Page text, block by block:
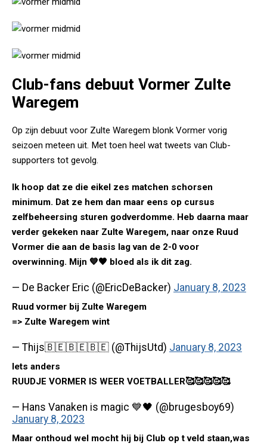
Club-fans debuut Vormer Zulte
Waregem
Op zijn debuut voor Zulte Waregem blonk Vormer vorig
seizoen meteen uit. Met toen heel wat tweets van Club-
supporters tot gevolg.
Ik hoop dat ze die eikel zes matchen schorsen
minimum. Dat ze hem dan maar eens op cursus
zelfbeheersing sturen godverdomme. Heb daarna maar
verder gekeken naar Zulte Waregem, naar onze Ruud
Vormer die aan de basis lag van de 2-0 voor
overwinning. Mijn 💙🖤 bloed als ik dit zag.
— De Backer Eric (@EricDeBacker) January 8, 2023
Ruud vormer bij Zulte Waregem
=> Zulte Waregem wint
— Thijs🇧🇪🇧🇪🇧🇪 (@ThijsUtd) January 8, 2023
Iets anders
RUUDJE VORMER IS WEER VOETBALLER🥰🥰🥰🥰🥰
— Hans Vanaken is magic 💙🖤 (@brugesboy69)
January 8, 2023
Maar onthoud wel mocht hij bij Club op t veld staan,was